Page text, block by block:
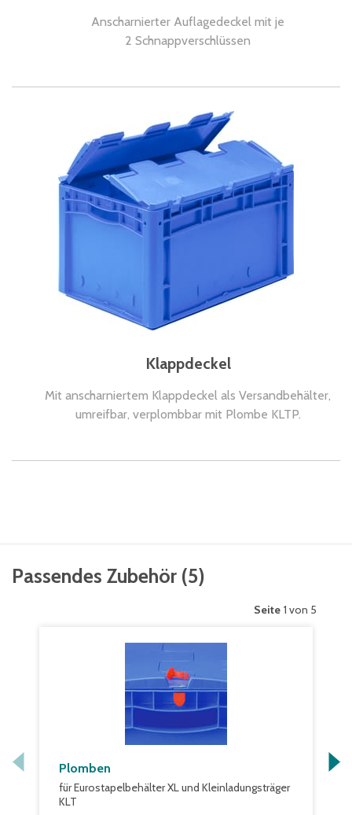
Anscharnierter Auflagedeckel mit je
2 Schnappverschlüssen
Klappdeckel
Mit anscharniertem Klappdeckel als Versandbehälter,
umreifbar, verplombbar mit Plombe KLTP.
Passendes Zubehör (5)
Seite 1 von 5
Plomben
für Eurostapelbehälter XL und Kleinladungsträger
KLT